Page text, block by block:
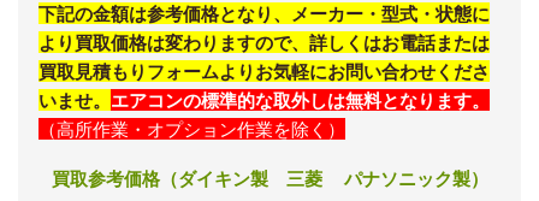
下記の金額は参考価格となり、メーカー・型式・状態に
より買取価格は変わりますので、詳しくはお電話または
買取見積もりフォームよりお気軽にお問い合わせくださ
いませ。 エアコンの標準的な取外しは無料となります。
（高所作業・オプション作業を除く）
買取参考価格（ダイキン製 三菱 パナソニック製）